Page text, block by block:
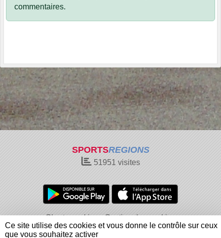
commentaires.
SPORTSREGIONS
51951 visites
Charte cookies
Gestion des cookies
Informations légales
Signaler un contenu inapproprié
Ce site utilise des cookies et vous donne le contrôle sur ceux
que vous souhaitez activer